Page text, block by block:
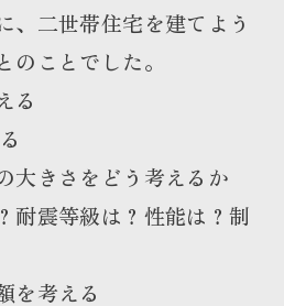
、二世帯住宅を建てよう
のことでした。
る
きさをどう考えるか
震等級は？性能は？制
考える